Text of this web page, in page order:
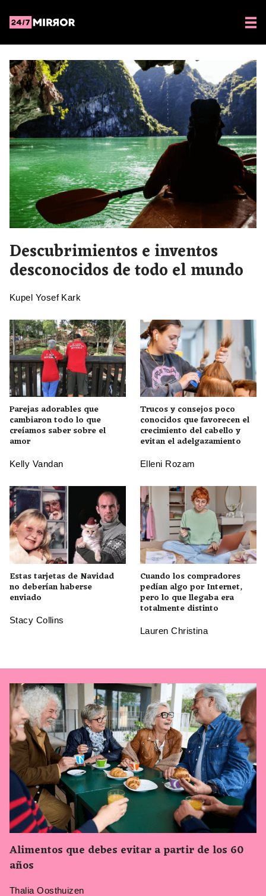
Descubrimientos e inventos
desconocidos de todo el mundo
Kupel Yosef Kark
Parejas adorables que
cambiaron todo lo que
creíamos saber sobre el
amor
Kelly Vandan
Trucos y consejos poco
conocidos que favorecen el
crecimiento del cabello y
evitan el adelgazamiento
Elleni Rozam
Estas tarjetas de Navidad
no deberían haberse
enviado
Stacy Collins
Cuando los compradores
pedían algo por Internet,
pero lo que llegaba era
totalmente distinto
Lauren Christina
Alimentos que debes evitar a partir de los 60
años
Thalia Oosthuizen